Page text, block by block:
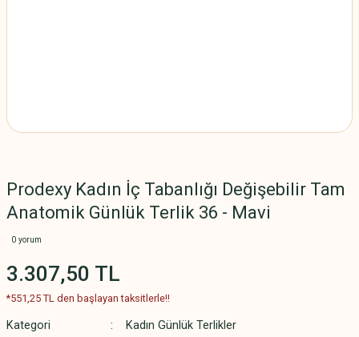
Prodexy Kadın İç Tabanlığı Değişebilir Tam
Anatomik Günlük Terlik 36 - Mavi
0 yorum
3.307,50 TL
*551,25 TL den başlayan taksitlerle!!
Kategori
Kadın Günlük Terlikler